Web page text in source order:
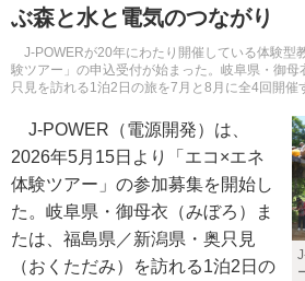
ぶ森と水と電気のつながり
J-POWERが20年にわたり開催している体験型
験ツアー」の申込受付が始まった。岐阜県・御
只見を訪れる1泊2日の旅を7月と8月に全4回開催
まで。
J-POWER（電源開発）は、
2026年5月15日より「エコ×エネ
体験ツアー」の参加募集を開始し
た。岐阜県・御母衣（みぼろ）ま
たは、福島県／新潟県・奥只見
（おくただみ）を訪れる1泊2日の